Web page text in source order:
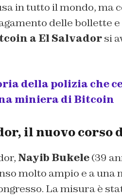
in tutto il mondo, ma
delle bollette
a El Salvadorsi
della polizia che
miniera di Bitcoin
il nuovo
Nayib Bukele(39
molto ampio e a una
La misura è